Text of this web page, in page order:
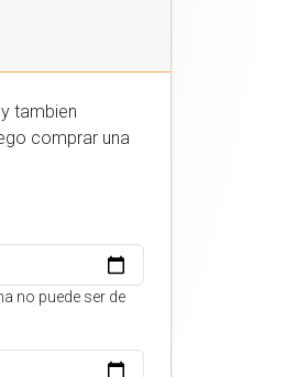
no puede ser de